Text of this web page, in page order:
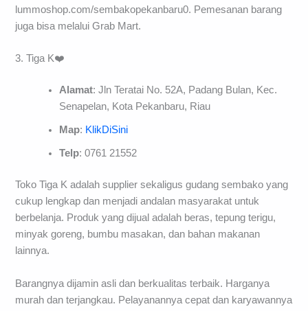
lummoshop.com/sembakopekanbaru0. Pemesanan barang
juga bisa melalui Grab Mart.
3. Tiga K❤️
Alamat: Jln Teratai No. 52A, Padang Bulan, Kec.
Senapelan, Kota Pekanbaru, Riau
Map: KlikDiSini
Telp: 0761 21552
Toko Tiga K adalah supplier sekaligus gudang sembako yang
cukup lengkap dan menjadi andalan masyarakat untuk
berbelanja. Produk yang dijual adalah beras, tepung terigu,
minyak goreng, bumbu masakan, dan bahan makanan
lainnya.
Barangnya dijamin asli dan berkualitas terbaik. Harganya
murah dan terjangkau. Pelayanannya cepat dan karyawannya